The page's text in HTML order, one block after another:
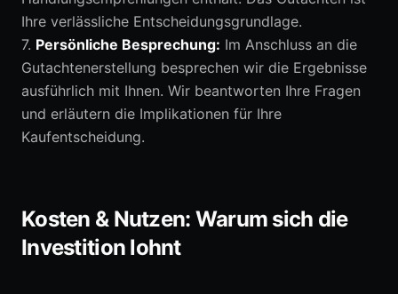
Ihre verlässliche Entscheidungsgrundlage.
7. Persönliche Besprechung: Im Anschluss an die
Gutachtenerstellung besprechen wir die Ergebnisse
ausführlich mit Ihnen. Wir beantworten Ihre Fragen
und erläutern die Implikationen für Ihre
Kaufentscheidung.
Kosten & Nutzen: Warum sich die
Investition lohnt